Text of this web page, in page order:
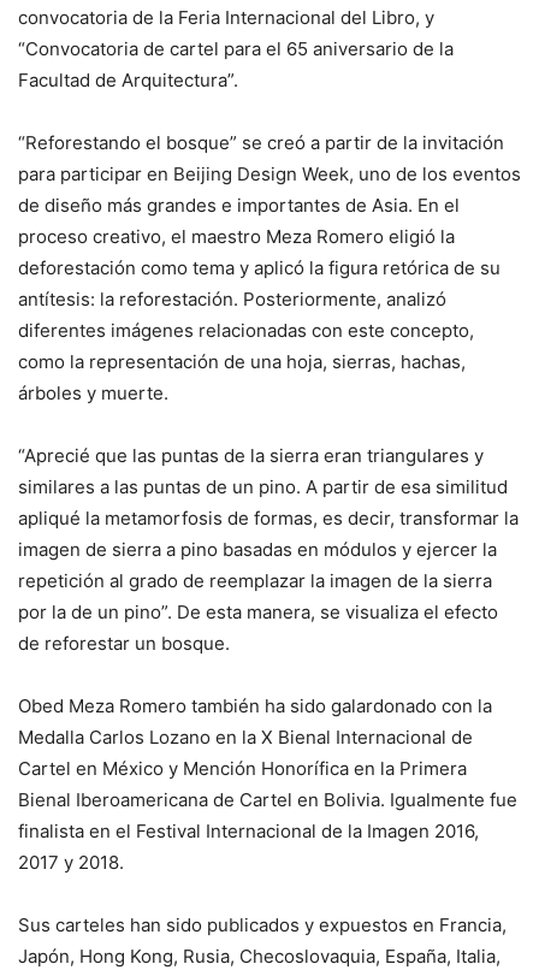
convocatoria de la Feria Internacional del Libro, y
“Convocatoria de cartel para el 65 aniversario de la
Facultad de Arquitectura”.
“Reforestando el bosque” se creó a partir de la invitación
para participar en Beijing Design Week, uno de los eventos
de diseño más grandes e importantes de Asia. En el
proceso creativo, el maestro Meza Romero eligió la
deforestación como tema y aplicó la figura retórica de su
antítesis: la reforestación. Posteriormente, analizó
diferentes imágenes relacionadas con este concepto,
como la representación de una hoja, sierras, hachas,
árboles y muerte.
“Aprecié que las puntas de la sierra eran triangulares y
similares a las puntas de un pino. A partir de esa similitud
apliqué la metamorfosis de formas, es decir, transformar la
imagen de sierra a pino basadas en módulos y ejercer la
repetición al grado de reemplazar la imagen de la sierra
por la de un pino”. De esta manera, se visualiza el efecto
de reforestar un bosque.
Obed Meza Romero también ha sido galardonado con la
Medalla Carlos Lozano en la X Bienal Internacional de
Cartel en México y Mención Honorífica en la Primera
Bienal Iberoamericana de Cartel en Bolivia. Igualmente fue
finalista en el Festival Internacional de la Imagen 2016,
2017 y 2018.
Sus carteles han sido publicados y expuestos en Francia,
Japón, Hong Kong, Rusia, Checoslovaquia, España, Italia,